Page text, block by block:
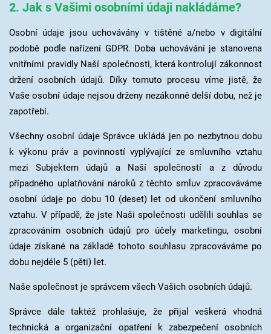
2. Jak s Vašimi osobními údaji nakládáme?
Osobní údaje jsou uchovávány v tištěné a/nebo v digitální
podobě podle nařízení GDPR. Doba uchovávání je stanovena
vnitřními pravidly Naší společnosti, která kontrolují zákonnost
držení osobních údajů. Díky tomuto procesu víme jistě, že
Vaše osobní údaje nejsou drženy nezákonně delší dobu, než je
zapotřebí.
Všechny osobní údaje Správce ukládá jen po nezbytnou dobu
k výkonu práv a povinností vyplývající ze smluvního vztahu
mezi Subjektem údajů a Naší společností a z důvodu
případného uplatňování nároků z těchto smluv zpracováváme
osobní údaje po dobu 10 (deset) let od ukončení smluvního
vztahu. V případě, že jste Naši společnosti udělili souhlas se
zpracováním osobních údajů pro účely marketingu, osobní
údaje získané na základě tohoto souhlasu zpracováváme po
dobu nejdéle 5 (pěti) let.
Naše společnost je správcem všech Vašich osobních údajů.
Správce dále taktéž prohlašuje, že přijal veškerá vhodná
technická a organizační opatření k zabezpečení osobních